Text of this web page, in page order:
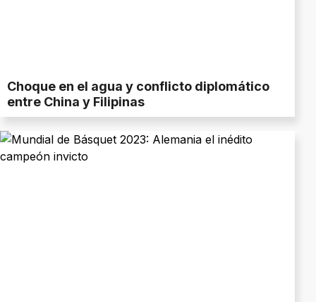
Choque en el agua y conflicto diplomático
entre China y Filipinas